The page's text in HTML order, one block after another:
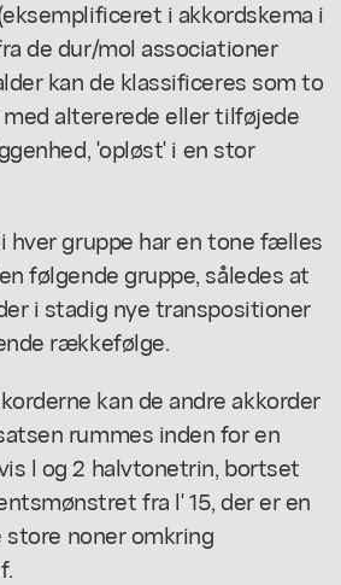
i akkordskema i
de dur/mol associationer
kan de klassificeres som to
altererede eller tilføjede
'opløst' i en stor
hver gruppe har en tone fælles
følgende gruppe, således at
i stadig nye transpositioner
rækkefølge.
kan de andre akkorder
rummes inden for en
l og 2 halvtonetrin, bortset
fra l' 15, der er en
store noner omkring